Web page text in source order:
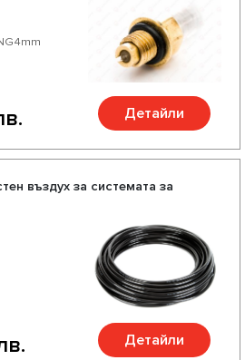
Детайли
въздух за системата за
Детайли